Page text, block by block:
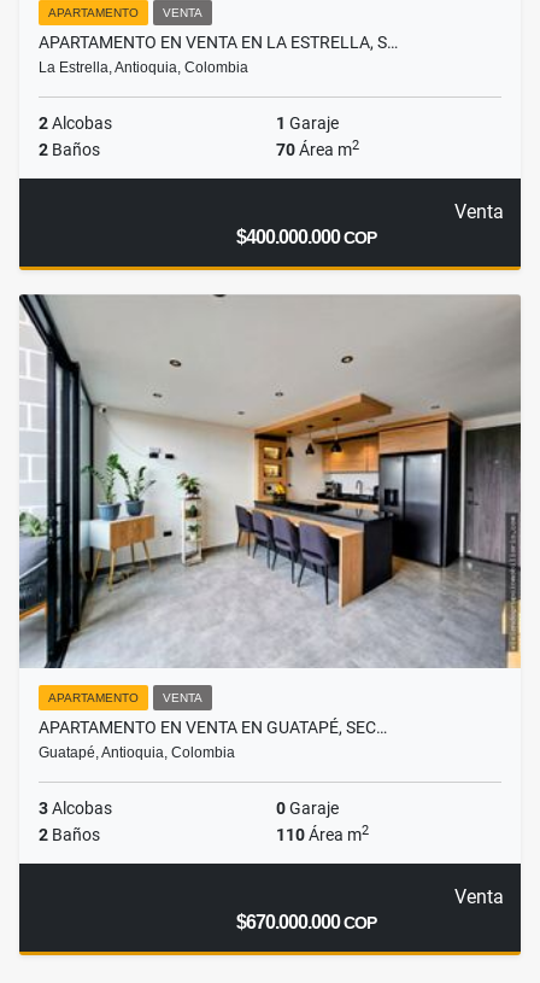
APARTAMENTO VENTA
APARTAMENTO EN VENTA EN LA ESTRELLA, S…
La Estrella, Antioquia, Colombia
2Alcobas 1 Garaje
2 Baños 70Área m2
Venta
$400.000.000COP
APARTAMENTO VENTA
APARTAMENTO EN VENTA EN GUATAPÉ, SEC…
Guatapé, Antioquia, Colombia
3Alcobas 0Garaje
2 Baños 110Área m2
Venta
$670.000.000COP